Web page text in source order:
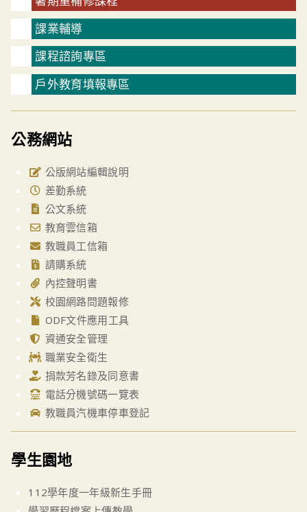
課業輔導
課程諮詢專區
戶外教育填報專區
公務網站
公版網站編輯說明
差勤系統
公文系統
教育雲信箱
教職員工信箱
請購系統
內控聲明書
校園網路問題報修
ODF文件應用工具
資通安全管理
職業安全衛生
捐款芳名錄及同意書
電話分機號碼一覽表
教職員汽機車停車登記
學生園地
112學年度一年級新生手冊